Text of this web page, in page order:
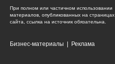
При полном или частичном использовании
материалов, опубликованных на страницах
сайта, ссылка на источник обязательна.
Бизнес-материалы Реклама